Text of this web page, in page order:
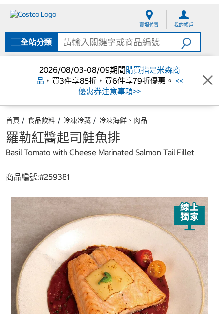
單
賣場位置 我的帳戶
全站分類
2026/08/03-08/09期間購買指定米森商
品 ，買3件享85折，買6件享79折優惠。 <<
優惠券注意事項>>
首頁 食品飲料 冷凍冷藏 冷凍海鮮、肉品
羅勒紅醬起司鮭魚排
Basil Tomato with Cheese Marinated Salmon Tail Fillet
商品編號:#259381